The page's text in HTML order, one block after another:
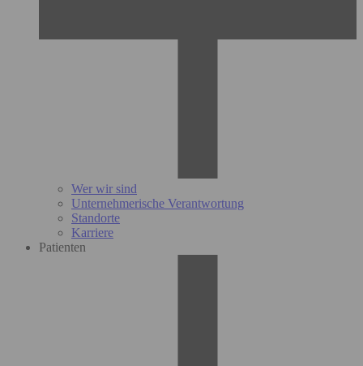
Wer wir sind
Unternehmerische Verantwortung
Standorte
Karriere
Patienten